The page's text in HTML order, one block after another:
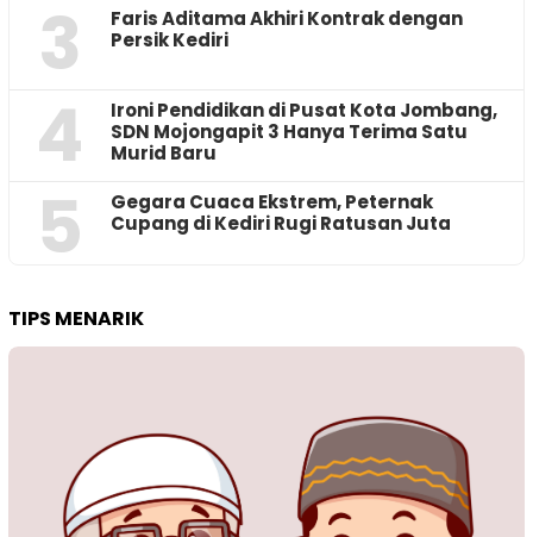
3
Faris Aditama Akhiri Kontrak dengan
Persik Kediri
4
Ironi Pendidikan di Pusat Kota Jombang,
SDN Mojongapit 3 Hanya Terima Satu
Murid Baru
5
‎Gegara Cuaca Ekstrem, Peternak
Cupang di Kediri Rugi Ratusan Juta
TIPS MENARIK